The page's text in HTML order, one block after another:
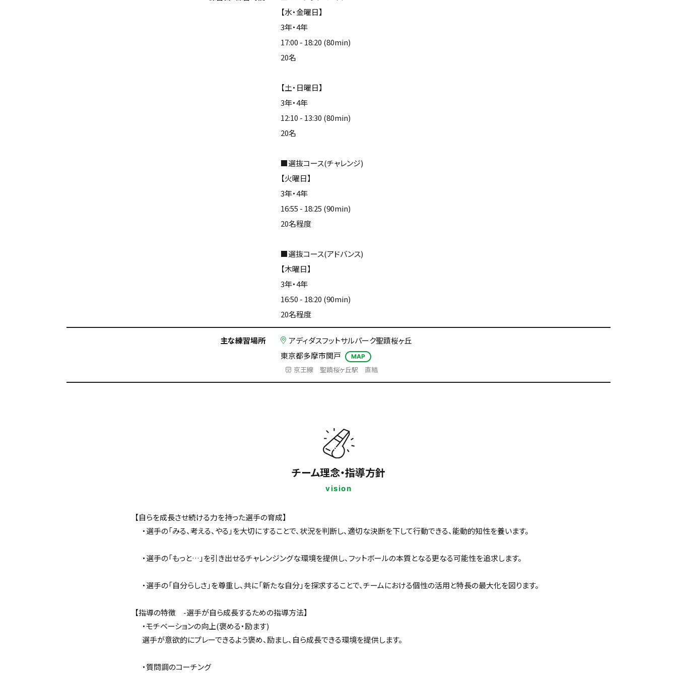
【水・金曜日】
3年・4年
17:00 - 18:20 (80min)
20名
【土・日曜日】
3年・4年
12:10 - 13:30 (80min)
20名
■選抜コース(チャレンジ)
【火曜日】
3年・4年
16:55 - 18:25 (90min)
20名程度
■選抜コース(アドバンス)
【木曜日】
3年・4年
16:50 - 18:20 (90min)
20名程度
主な練習場所
アディダスフットサルパーク聖蹟桜ヶ丘
東京都多摩市関戸
MAP
京王線 聖蹟桜ヶ丘駅 直結
チーム理念・指導方針
vision
【自らを成長させ続ける力を持った選手の育成】
・選手の「みる、考える、やる」を大切にすることで、状況を判断し、適切な決断を下して行動できる、能動的知性を養います。
・選手の「もっと…」を引き出せるチャレンジングな環境を提供し、フットボールの本質となる更なる可能性を追求します。
・選手の「自分らしさ」を尊重し、共に「新たな自分」を探求することで、チームにおける個性の活用と特長の最大化を図ります。
【指導の特徴 -選手が自ら成長するための指導方法】
・モチベーションの向上(褒める・励ます)
選手が意欲的にプレーできるよう褒め、励まし、自ら成長できる環境を提供します。
・質問調のコーチング